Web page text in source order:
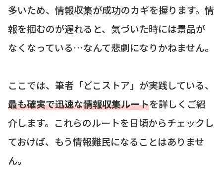
多いため、情報収集が成功のカギを握ります。情
報を掴むのが遅れると、気づいた時には景品が
なくなっている…なんて悲劇になりかねません。
ここでは、筆者「どこストア」が実践している、
最も確実で迅速な情報収集ルートを詳しくご紹
介します。これらのルートを日頃からチェックし
ておけば、もう情報難民になることはありませ
ん。